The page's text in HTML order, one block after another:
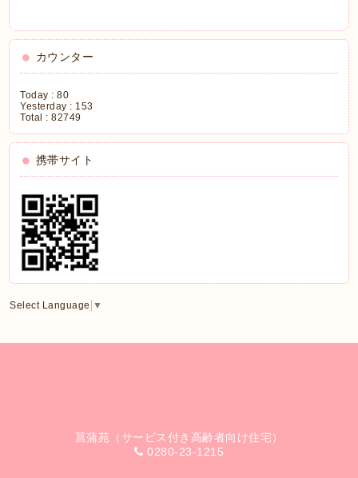
カウンター
Today :80
Yesterday : 153
Total :82749
携帯サイト
Select Language ▼
菖蒲苑（サービス付き高齢者向け住宅）
0280-23-1215